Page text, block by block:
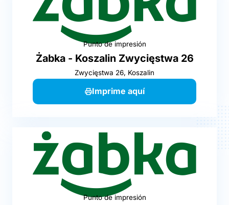
Punto de impresión
Żabka - Koszalin Zwycięstwa 26
Zwycięstwa 26, Koszalin
Imprime aquí
Punto de impresión